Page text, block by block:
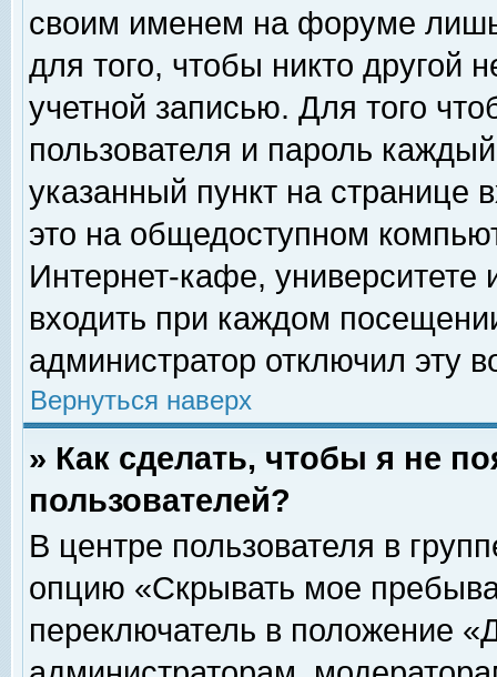
своим именем на форуме
для того, чтобы никто другой
учетной записью. Для того
пользователя и пароль
указанный пункт на
это на общедоступном
Интернет-кафе, университете
входить при каждом
администратор отключил эту
Вернуться наверх
» Как сделать, чтобы я не
пользователей?
В центре пользователя в
опцию «Скрывать мое
переключатель в положение